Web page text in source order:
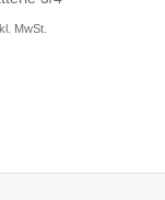
MwSt.
MwSt.